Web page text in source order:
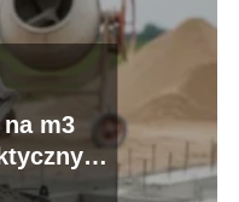
m3
budowy